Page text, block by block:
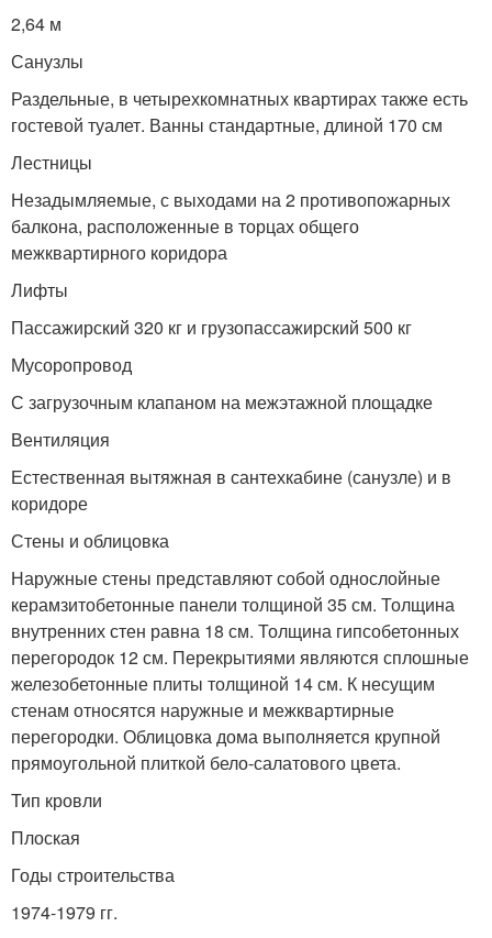
2,64 м
Санузлы
Раздельные, в четырехкомнатных квартирах также есть
гостевой туалет. Ванны стандартные, длиной 170 см
Лестницы
Незадымляемые, с выходами на 2 противопожарных
балкона, расположенные в торцах общего
межквартирного коридора
Лифты
Пассажирский 320 кг и грузопассажирский 500 кг
Мусоропровод
С загрузочным клапаном на межэтажной площадке
Вентиляция
Естественная вытяжная в сантехкабине (санузле) и в
коридоре
Стены и облицовка
Наружные стены представляют собой однослойные
керамзитобетонные панели толщиной 35 см. Толщина
внутренних стен равна 18 см. Толщина гипсобетонных
перегородок 12 см. Перекрытиями являются сплошные
железобетонные плиты толщиной 14 см. К несущим
стенам относятся наружные и межквартирные
перегородки. Облицовка дома выполняется крупной
прямоугольной плиткой бело-салатового цвета.
Тип кровли
Плоская
Годы строительства
1974-1979 гг.